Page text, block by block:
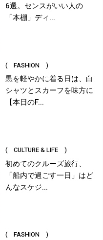
6選。センスがいい人の
「本棚」ディ...
( FASHION )
黒を軽やかに着る日は、白
シャツとスカーフを味方に
【本日のF...
( CULTURE & LIFE )
初めてのクルーズ旅行、
「船内で過ごす一日」はど
んなスケジ...
( FASHION )